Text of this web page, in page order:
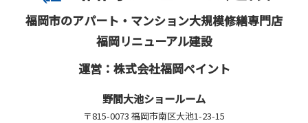
福岡市のアパート・マンション大規模修繕専門店
福岡リニューアル建設
運営：株式会社福岡ペイント
野間大池ショールーム
〒815-0073 福岡市南区大池1-23-15